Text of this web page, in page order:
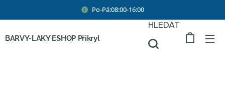
Po-Pá:08:00-16:00
BARVY-LAKY ESHOP Přikryl
HLEDAT